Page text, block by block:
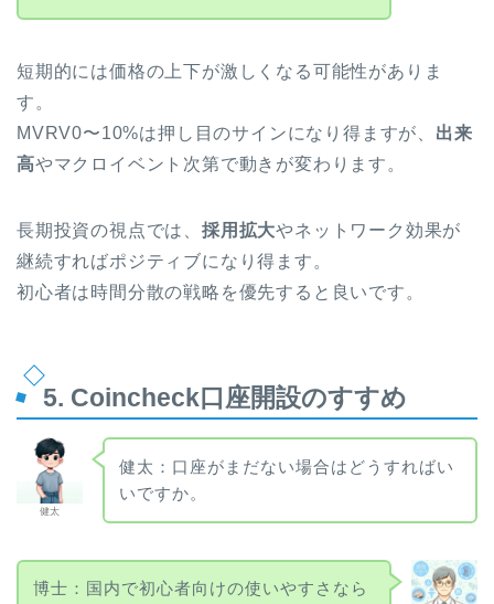
短期的には価格の上下が激しくなる可能性がありま
す。
MVRV0〜10%は押し目のサインになり得ますが、 出来
高やマクロイベント次第で動きが変わります。
長期投資の視点では、 採用拡大やネットワーク効果が
継続すればポジティブになり得ます。
初心者は時間分散の戦略を優先すると良いです。
5. Coincheck口座開設のすすめ
健太
健太：口座がまだない場合はどうすればい
いですか。
博士：国内で初心者向けの使いやすさなら